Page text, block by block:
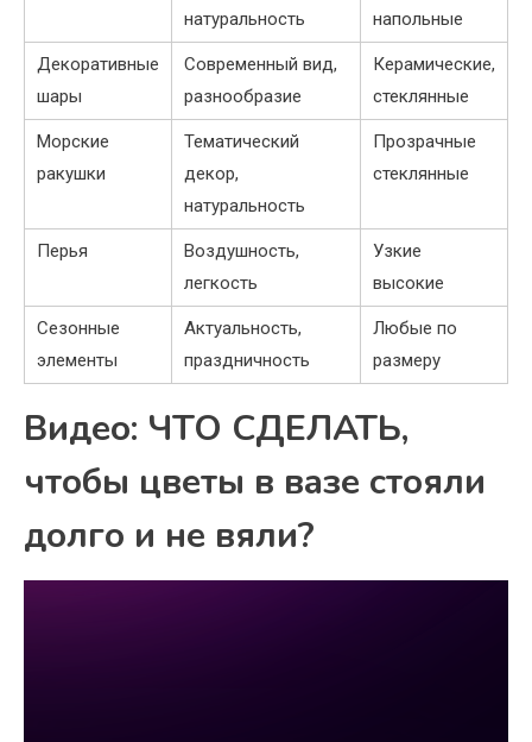
натуральность
напольные
Декоративные
шары
Современный вид,
разнообразие
Керамические,
стеклянные
Морские
ракушки
Тематический
декор,
натуральность
Прозрачные
стеклянные
Перья
Воздушность,
легкость
Узкие
высокие
Сезонные
элементы
Актуальность,
праздничность
Любые по
размеру
Видео: ЧТО СДЕЛАТЬ,
чтобы цветы в вазе стояли
долго и не вяли?